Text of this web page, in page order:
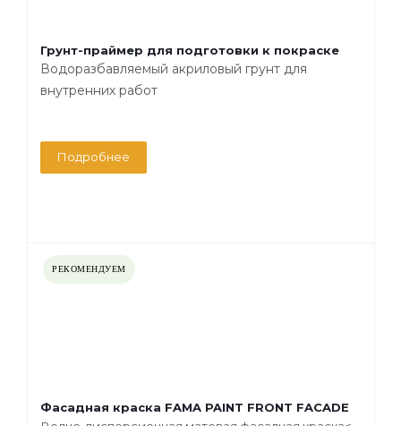
Грунт-праймер для подготовки к покраске
Водоразбавляемый акриловый грунт для
внутренних работ
Подробнее
РЕКОМЕНДУЕМ
Фасадная краска FAMA PAINT FRONT FACADE